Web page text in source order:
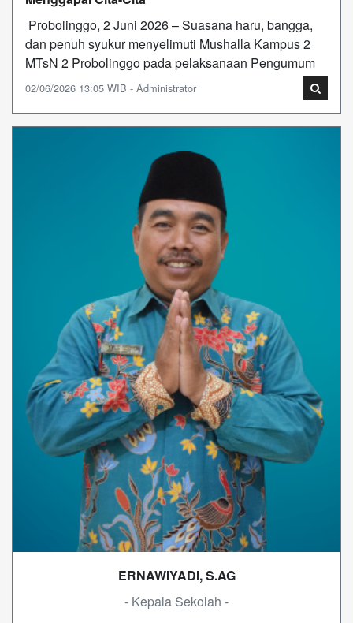
Probolinggo, 2 Juni 2026 – Suasana haru, bangga,
dan penuh syukur menyelimuti Mushalla Kampus 2
MTsN 2 Probolinggo pada pelaksanaan Pengumum
02/06/2026 13:05 WIB - Administrator
ERNAWIYADI, S.AG
- Kepala Sekolah -